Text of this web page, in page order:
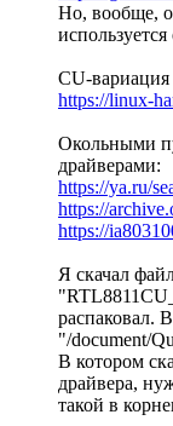
Но, вообще,
CU-вариация
https://linux-
Окольными
драйверами:
https://ya.ru/
https://
https://
Я скачал
распаковал.
"/document/
В котором
драйвера,
такой в